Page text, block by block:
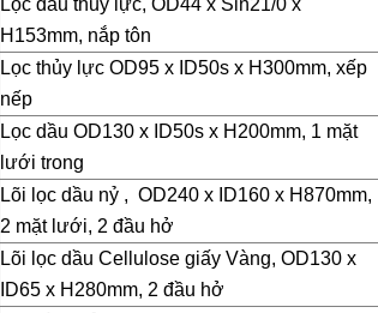
Lọc dầu thủy lực, OD44 x Sin21/0 x
H153mm, nắp tôn
Lọc thủy lực OD95 x ID50s x H300mm, xếp
nếp
Lọc dầu OD130 x ID50s x H200mm, 1 mặt
lưới trong
Lõi lọc dầu nỷ , OD240 x ID160 x H870mm,
2 mặt lưới, 2 đầu hở
Lõi lọc dầu Cellulose giấy Vàng, OD130 x
ID65 x H280mm, 2 đầu hở